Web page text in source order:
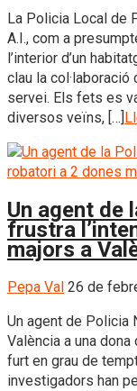
La Policia Local de
A.I., com a
l’interior d’un
clau la col·laboració
servei. Els fets es
diversos veïns, […]
Un agent de
frustra
majors a
Pepa Val 26 de
Un agent de Policia
València a una
furt en grau de
investigadors han